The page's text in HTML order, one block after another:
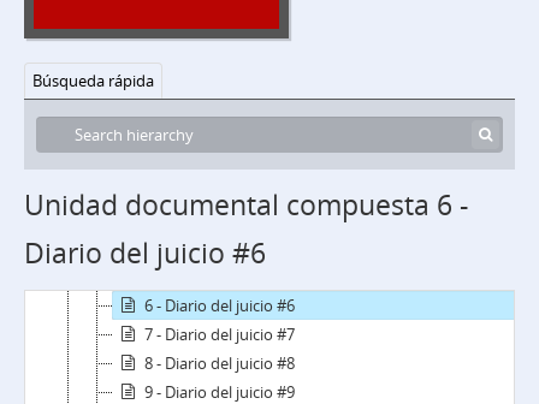
Búsqueda rápida
Unidad documental compuesta 6 -
Diario del juicio #6
DyR - Publicaciones
dju - Diario del juicio
2 - Diario del juicio #2
3 - Diario del juicio #3
4 - Diario del juicio #4
5 - Diario del juicio #5
6 - Diario del juicio #6
7 - Diario del juicio #7
8 - Diario del juicio #8
9 - Diario del juicio #9